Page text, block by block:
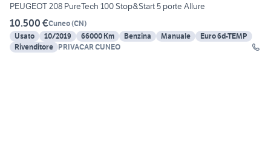
PEUGEOT 208 PureTech 100 Stop&Start 5 porte Allure
10.500 €Cuneo(CN)
Usato
10/2019 66000 Km Benzina Manuale
Euro 6d-TEMP
Rivenditore PRIVACAR CUNEO